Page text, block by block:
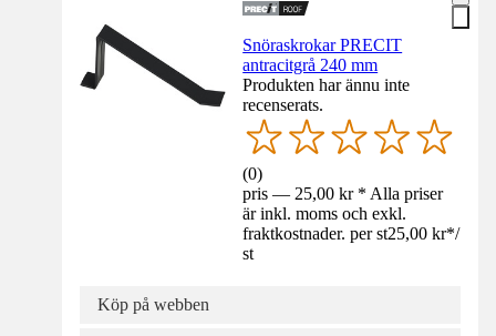
Snöraskrokar PRECIT
antracitgrå 240 mm
Produkten har ännu inte
recenserats.
(0)
pris — 25,00 kr * Alla priser
är inkl. moms och exkl.
fraktkostnader. per st25,00 kr*/
st
Köp på webben